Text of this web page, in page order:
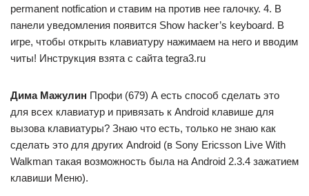
permanent notfication и ставим на против нее галочку. 4. В
панели уведомления появится Show hacker’s keyboard. В
игре, чтобы открыть клавиатуру нажимаем на него и вводим
читы! Инструкция взята с сайта tegra3.ru
Дима Мажулин Профи (679) А есть способ сделать это
для всех клавиатур и привязать к Android клавише для
вызова клавиатуры? Знаю что есть, только не знаю как
сделать это для других Android (в Sony Ericsson Live With
Walkman такая возможность была на Android 2.3.4 зажатием
клавиши Меню).